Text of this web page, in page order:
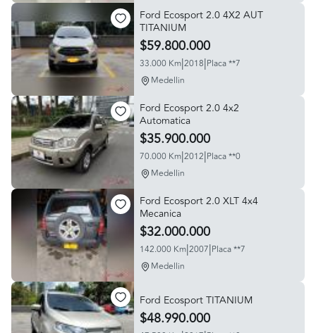
Ford Ecosport 2.0 4X2 AUT
TITANIUM
$59.800.000
33.000 Km|2018|Placa **7
Medellin
Ford Ecosport 2.0 4x2
Automatica
$35.900.000
70.000 Km|2012|Placa **0
Medellin
Ford Ecosport 2.0 XLT 4x4
Mecanica
$32.000.000
142.000 Km|2007|Placa **7
Medellin
Ford Ecosport TITANIUM
$48.990.000